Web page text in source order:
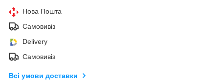
Нова Пошта
Самовивіз
Delivery
Самовивіз
Всі умови доставки